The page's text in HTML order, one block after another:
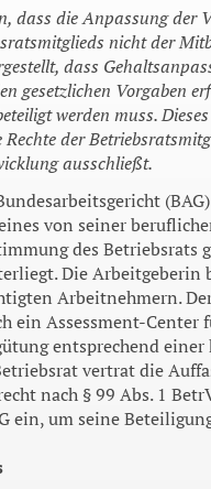
dass die Anpassung der
nicht der
dass
gesetzlichen Vorgaben
werden muss.
der
ausschließt.
von seiner
des Betriebsrats
Die
Arbeitnehmern.
ein Assessment-Center
entsprechend einer
vertrat die
nach § 99 Abs. 1
ein, um seine